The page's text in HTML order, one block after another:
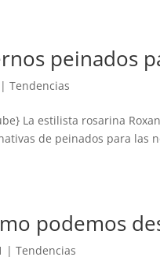
peinados
|Tendencias
La estilista rosarina
de peinados para las
podemos
|Tendencias